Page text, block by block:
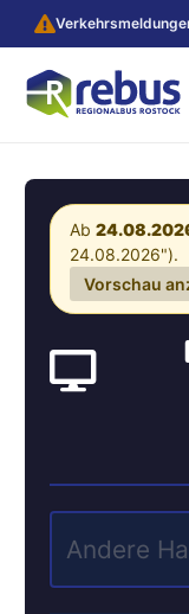
Ab
24.08.2026").
Vorschau